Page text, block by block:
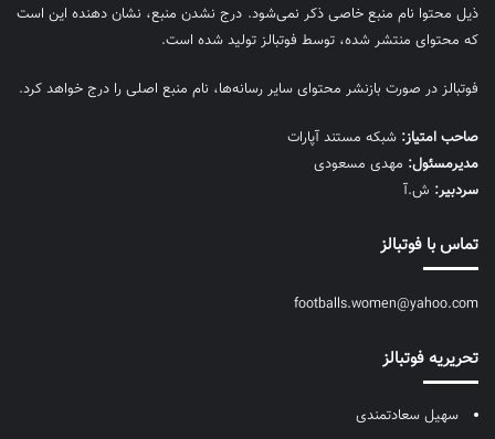
ذیل محتوا نام منبع خاصی ذکر نمی‌‎شود. درج نشدن منبع، نشان دهنده این است
که محتوای منتشر شده، توسط فوتبالز تولید شده است.
فوتبالز در صورت بازنشر محتوای سایر رسانه‌ها، نام منبع اصلی را درج خواهد کرد.
صاحب امتیاز: شبکه مستند آپارات
مديرمسئول: مهدی مسعودی
سردبیر: ش.آ
تماس با فوتبالز
footballs.women@yahoo.com
تحریریه فوتبالز
سهیل سعادتمندی